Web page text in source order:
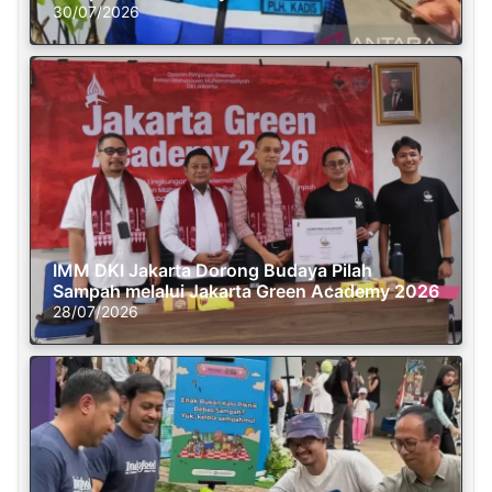
30/07/2026
IMM DKI Jakarta Dorong Budaya Pilah
Sampah melalui Jakarta Green Academy 2026
28/07/2026